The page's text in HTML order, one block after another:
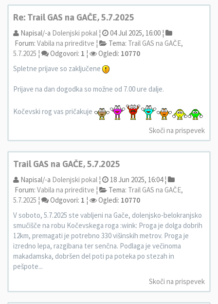
Re: Trail GAS na GAČE, 5.7.2025
Napisal/-a Dolenjski pokal ¦
04 Jul 2025, 16:00 ¦
Forum: Vabila na prireditve ¦ Tema: Trail GAS na GAČE,
5.7.2025 ¦ Odgovori: 1 ¦ Ogledi: 10770
Spletne prijave so zaključene
Prijave na dan dogodka so možne od 7.00 ure dalje.
Kočevski rog vas pričakuje
Skoči na prispevek
Trail GAS na GAČE, 5.7.2025
Napisal/-a Dolenjski pokal ¦
18 Jun 2025, 16:04 ¦
Forum: Vabila na prireditve ¦ Tema: Trail GAS na GAČE,
5.7.2025 ¦ Odgovori: 1 ¦ Ogledi: 10770
V soboto, 5.7.2025 ste vabljeni na Gače, dolenjsko-belokranjsko
smučišče na robu Kočevskega roga :wink: Proga je dolga dobrih
12km, premagati je potrebno 330 višinskih metrov. Proga je
izredno lepa, razgibana ter senčna. Podlaga je večinoma
makadamska, dobršen del poti pa poteka po stezah in
pešpote...
Skoči na prispevek